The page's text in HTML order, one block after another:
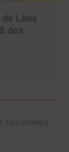
de Léna
des
Les champs